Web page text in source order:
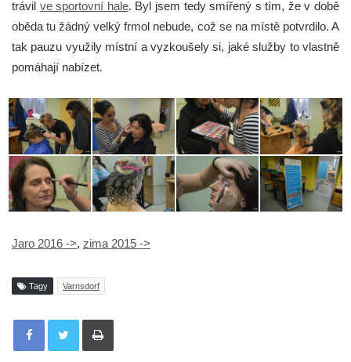
trávil ve sportovní hale. Byl jsem tedy smířený s tím, že v době
oběda tu žádný velký frmol nebude, což se na místě potvrdilo. A
tak pauzu využily místní a vyzkoušely si, jaké služby to vlastně
pomáhají nabízet.
Jaro 2016 ->, zima 2015 ->
Tagy Varnsdorf
Tisknout